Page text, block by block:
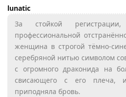
lunatic
За стойкой
профессиональной
женщина в строгой тёмно-
серебряной нитью символом
с огромного драконида на
свисающего с его плеча,
приподняла бровь.